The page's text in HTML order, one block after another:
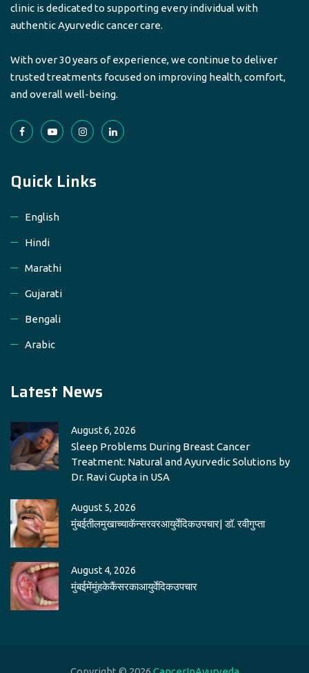
clinic is dedicated to supporting every individual with
authentic Ayurvedic cancer care.
With over 30 years of experience, we continue to deliver
trusted treatments focused on improving health, comfort,
and overall well-being.
Quick Links
English
Hindi
Marathi
Gujarati
Bengali
Arabic
Latest News
August 6, 2026
Sleep Problems During Breast Cancer
Treatment: Natural and Ayurvedic Solutions by
Dr. Ravi Gupta in USA
August 5, 2026
मुंबईतीलमुखाच्याकॅन्सरवरआयुर्वेदिकउपचार| डॉ. रवीगुप्ता
August 4, 2026
मुंबईमेंमुंहकेकैंसरकाआयुर्वेदिकउपचार